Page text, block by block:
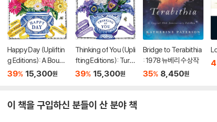
Happy Day (Upliftin
g Editions): A Bouqu
et in a Book (부케북 /
39% 15,300원
Thinking of You (Upli
fting Editions): Turn
This Book Into a Bou
39% 15,300원
Bridge to Terabithia
: 1978 뉴베리 수상작
35% 8,450원
이 책을 구입하신 분들이 산 분야 책